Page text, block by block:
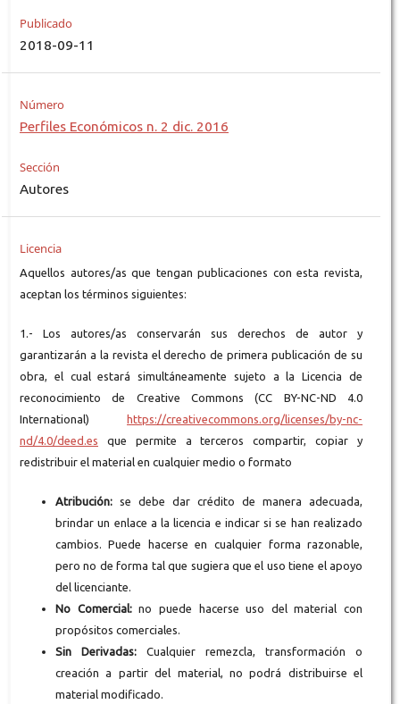
Publicado
2018-09-11
Número
Perfiles Económicos n. 2 dic. 2016
Sección
Autores
Licencia
Aquellos autores/as que tengan publicaciones con esta revista,
aceptan los términos siguientes:
1.- Los autores/as conservarán sus derechos de autor y
garantizarán a la revista el derecho de primera publicación de su
obra, el cual estará simultáneamente sujeto a la Licencia de
reconocimiento de Creative Commons (CC BY-NC-ND 4.0
International)https://creativecommons.org/licenses/by-nc-
nd/4.0/deed.es que permite a terceros compartir, copiar y
redistribuir el material en cualquier medio o formato
Atribución: se debe dar crédito de manera adecuada,
brindar un enlace a la licencia e indicar si se han realizado
cambios. Puede hacerse en cualquier forma razonable,
pero no de forma tal que sugiera que el uso tiene el apoyo
del licenciante.
No Comercial:no puede hacerse uso del material con
propósitos comerciales.
Sin Derivadas: Cualquier remezcla, transformación o
creación a partir del material, no podrá distribuirse el
material modificado.